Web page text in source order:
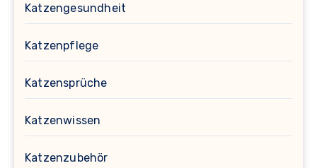
Katzengesundheit
Katzenpflege
Katzensprüche
Katzenwissen
Katzenzubehör